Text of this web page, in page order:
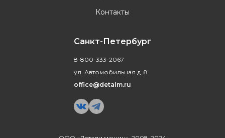
Контакты
Санкт-Петербург
8-800-333-2067
ул. Автомобильная д. 8
office@detalm.ru